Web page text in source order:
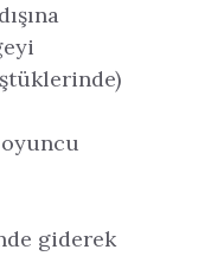
giderek